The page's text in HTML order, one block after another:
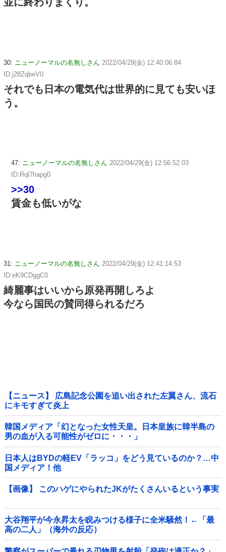
30: ニューノーマルの名無しさん 2022/04/29(金) 12:40:06.84
ID:j28ZqbeV0
それでも日本の電気代は世界的に見ても安いほ
う。
47: ニューノーマルの名無しさん 2022/04/29(金) 12:56:52.03
ID:Rql7hapg0
>>30
賃金も低いがな
31: ニューノーマルの名無しさん 2022/04/29(金) 12:41:14.53
ID:eK9CDggC0
綺麗事はいいから原発再開しろよ
今なら国民の賛同得られるだろ
【ニュース】 広島記念公園を追い出された左翼さん、流石
にキモすぎて炎上
韓国メディア「幻となった女性天皇。日本皇族に韓半島の
男の血が入る可能性がゼロに・・・」
日本人はBYDの軽EV「ラッコ」をどう見ているのか？…中
国メディア！他
【画像】 このハゲにやられたJKがたくさんいるという事実
大谷翔平が今永昇太を睨みつける様子に全米騒然！←「最
高の二人」（海外の反応）